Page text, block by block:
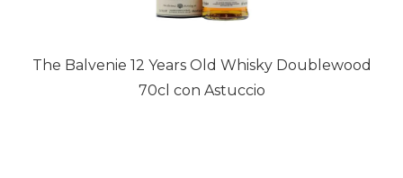
The Balvenie 12 Years Old Whisky Doublewood
70cl con Astuccio